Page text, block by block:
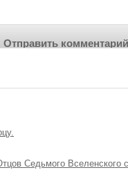
Седьмого Вселенского